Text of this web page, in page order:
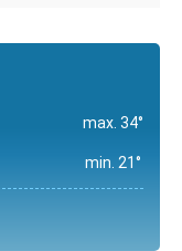
max. 34°
min. 21°